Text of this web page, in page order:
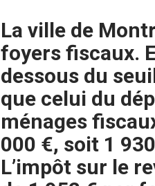
La ville de
foyers fiscaux.
dessous du
que celui du
ménages
000 €, soit 1
L’impôt sur le